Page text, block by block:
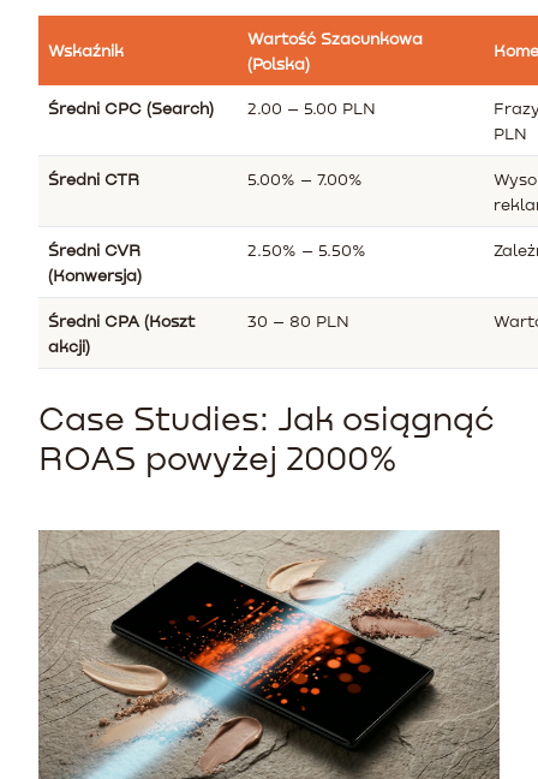
Wskaźnik
Wartość Szacunkowa
(Polska)
Średni CPC (Search) 2.00 – 5.00 PLN
PLN
Średni CTR 5.00% – 7.00%
Średni CVR
(Konwersja)
2.50% – 5.50%
Średni CPA (Koszt
akcji)
30 – 80 PLN
Case Studies: Jak osiągnąć
ROAS powyżej 2000%